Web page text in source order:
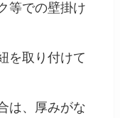
等での壁掛け
を取り付けて
は、厚みがな